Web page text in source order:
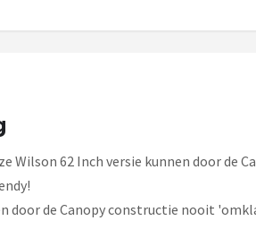
Wilson 62 Inch versie kunnen door
door de Canopy constructie nooit